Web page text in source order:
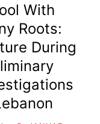
With
Roots:
During